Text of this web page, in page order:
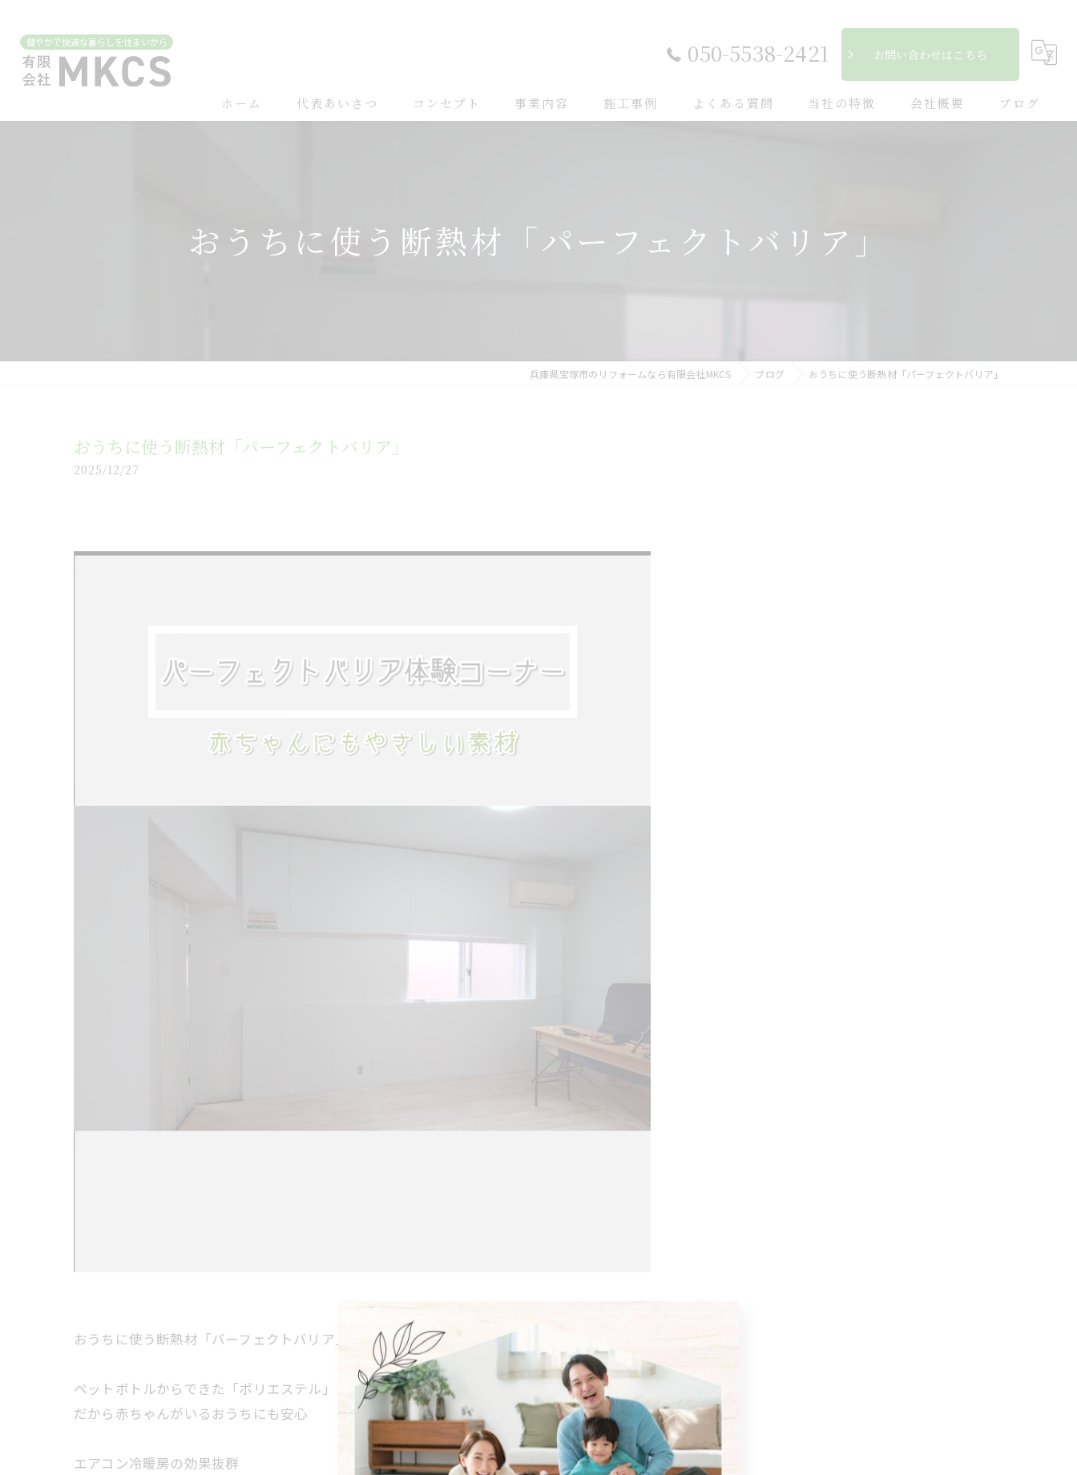
050-5538-2421 お問い合わせはこちら
ホーム 代表あいさつ コンセプト 事業内容 施工事例 よくある質問 当社の特徴
断熱
会社概要 ブログ
おうちに使う断熱材「パーフェクトバリア」
兵庫県宝塚市のリフォームなら有限会社MKCS ブログ おうちに使う断熱材「パーフェクトバリア」
おうちに使う断熱材「パーフェクトバリア」
2025/12/27
おうちに使う断熱材「パーフェクトバリア」
ペットボトルからできた「ポリエステル」
だから赤ちゃんがいるおうちにも安心
エアコン冷暖房の効果抜群